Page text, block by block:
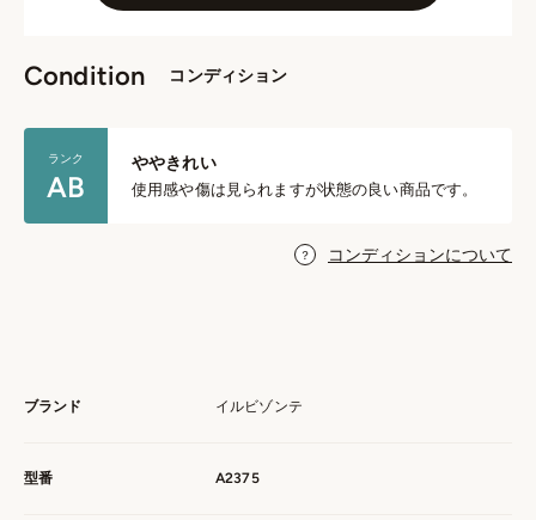
Condition コンディション
ランク
AB
ややきれい
使用感や傷は見られますが状態の良い商品です。
コンディションについて
ブランド イルビゾンテ
型番 A2375